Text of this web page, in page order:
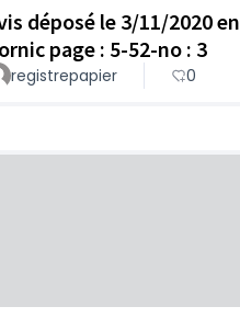
déposé le 3/11/2020
page : 5-52-no : 3
registrepapier 0